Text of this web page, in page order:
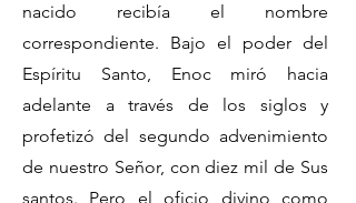
nacido recibía el nombre
correspondiente. Bajo el poder del
Espíritu Santo, Enoc miró hacia
adelante a través de los siglos y
profetizó del segundo advenimiento
de nuestro Señor, con diez mil de Sus
santos. Pero el oficio divino como